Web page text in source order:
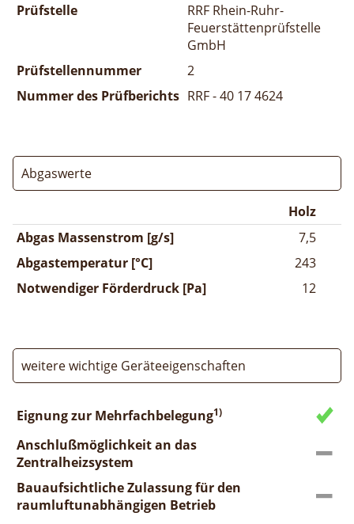
Prüfstelle
RRF Rhein-Ruhr-
Feuerstättenprüfstelle
GmbH
Prüfstellennummer
2
Nummer des Prüfberichts RRF - 40 17 4624
Abgaswerte
Holz
Abgas Massenstrom [g/s]
7,5
Abgastemperatur [°C]
243
Notwendiger Förderdruck [Pa]
12
weitere wichtige Geräteeigenschaften
Eignung zur Mehrfachbelegung1)
Anschlußmöglichkeit an das
Zentralheizsystem
Bauaufsichtliche Zulassung für den
raumluftunabhängigen Betrieb